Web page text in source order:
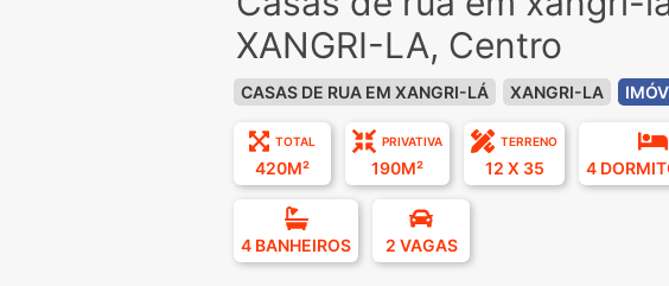
XANGRI-LA, Centro
CASAS DE RUA EM XANGRI-LÁ XANGRI-LA
TOTAL
420M²
PRIVATIVA
190M²
TERRENO
12 X 35 4
4 BANHEIROS 2 VAGAS